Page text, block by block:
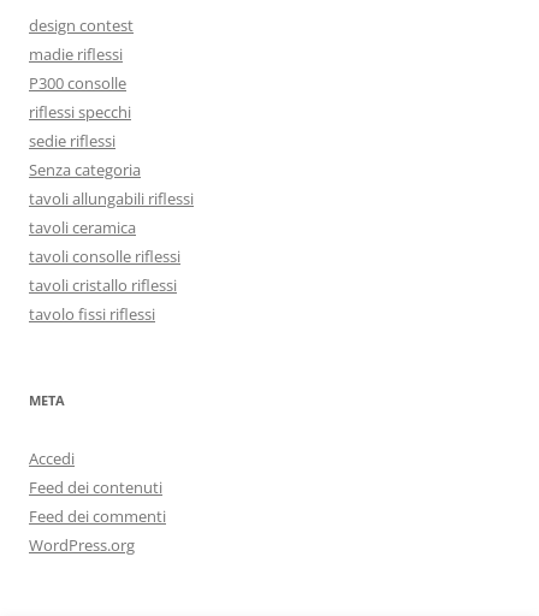
design contest
madie riflessi
P300 consolle
riflessi specchi
sedie riflessi
Senza categoria
tavoli allungabili riflessi
tavoli ceramica
tavoli consolle riflessi
tavoli cristallo riflessi
tavolo fissi riflessi
META
Accedi
Feed dei contenuti
Feed dei commenti
WordPress.org